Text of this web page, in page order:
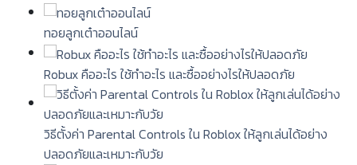
ทอยลูกเต๋าออนไลน์
Robux คืออะไร ใช้ทำอะไร และซื้ออย่างไรให้ปลอดภัย
วิธีตั้งค่า Parental Controls ใน Roblox ให้ลูกเล่นได้อย่าง
ปลอดภัยและเหมาะกับวัย